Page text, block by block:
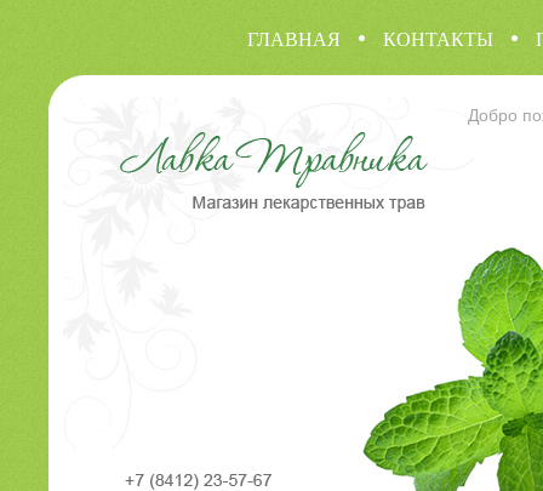
Добро
ГЛАВНАЯ КОНТАКТЫ